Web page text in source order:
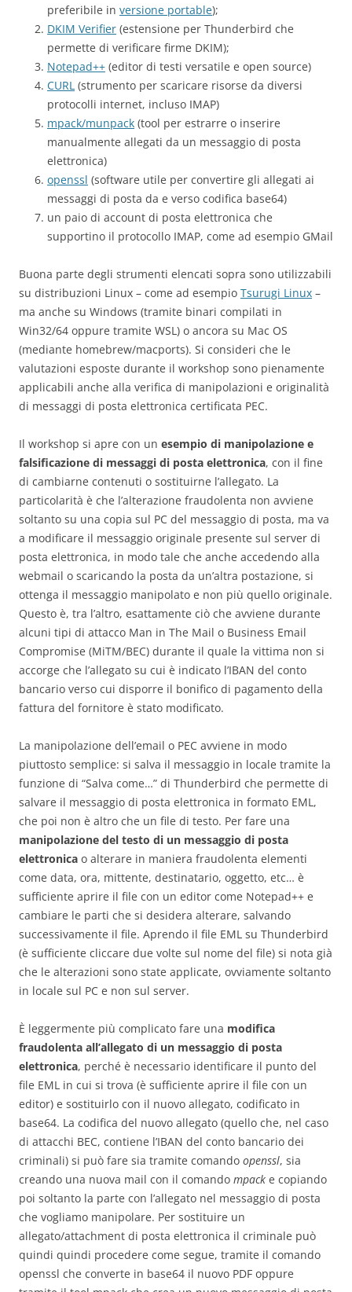
preferibile in versione portable);
DKIM Verifier (estensione per Thunderbird che
permette di verificare firme DKIM);
Notepad++ (editor di testi versatile e open source)
CURL (strumento per scaricare risorse da diversi
protocolli internet, incluso IMAP)
mpack/munpack (tool per estrarre o inserire
manualmente allegati da un messaggio di posta
elettronica)
openssl (software utile per convertire gli allegati ai
messaggi di posta da e verso codifica base64)
un paio di account di posta elettronica che
supportino il protocollo IMAP, come ad esempio GMail
Buona parte degli strumenti elencati sopra sono utilizzabili
su distribuzioni Linux – come ad esempio Tsurugi Linux –
ma anche su Windows (tramite binari compilati in
Win32/64 oppure tramite WSL) o ancora su Mac OS
(mediante homebrew/macports). Si consideri che le
valutazioni esposte durante il workshop sono pienamente
applicabili anche alla verifica di manipolazioni e originalità
di messaggi di posta elettronica certificata PEC.
Il workshop si apre con un esempio di manipolazione e
falsificazione di messaggi di posta elettronica, con il fine
di cambiarne contenuti o sostituirne l’allegato. La
particolarità è che l’alterazione fraudolenta non avviene
soltanto su una copia sul PC del messaggio di posta, ma va
a modificare il messaggio originale presente sul server di
posta elettronica, in modo tale che anche accedendo alla
webmail o scaricando la posta da un’altra postazione, si
ottenga il messaggio manipolato e non più quello originale.
Questo è, tra l’altro, esattamente ciò che avviene durante
alcuni tipi di attacco Man in The Mail o Business Email
Compromise (MiTM/BEC) durante il quale la vittima non si
accorge che l’allegato su cui è indicato l’IBAN del conto
bancario verso cui disporre il bonifico di pagamento della
fattura del fornitore è stato modificato.
La manipolazione dell’email o PEC avviene in modo
piuttosto semplice: si salva il messaggio in locale tramite la
funzione di “Salva come…” di Thunderbird che permette di
salvare il messaggio di posta elettronica in formato EML,
che poi non è altro che un file di testo. Per fare una
manipolazione del testo di un messaggio di posta
elettronica o alterare in maniera fraudolenta elementi
come data, ora, mittente, destinatario, oggetto, etc… è
sufficiente aprire il file con un editor come Notepad++ e
cambiare le parti che si desidera alterare, salvando
successivamente il file. Aprendo il file EML su Thunderbird
(è sufficiente cliccare due volte sul nome del file) si nota già
che le alterazioni sono state applicate, ovviamente soltanto
in locale sul PC e non sul server.
È leggermente più complicato fare una modifica
fraudolenta all’allegato di un messaggio di posta
elettronica, perché è necessario identificare il punto del
file EML in cui si trova (è sufficiente aprire il file con un
editor) e sostituirlo con il nuovo allegato, codificato in
base64. La codifica del nuovo allegato (quello che, nel caso
di attacchi BEC, contiene l’IBAN del conto bancario dei
criminali) si può fare sia tramite comando openssl, sia
creando una nuova mail con il comando mpack e copiando
poi soltanto la parte con l’allegato nel messaggio di posta
che vogliamo manipolare. Per sostituire un
allegato/attachment di posta elettronica il criminale può
quindi quindi procedere come segue, tramite il comando
openssl che converte in base64 il nuovo PDF oppure